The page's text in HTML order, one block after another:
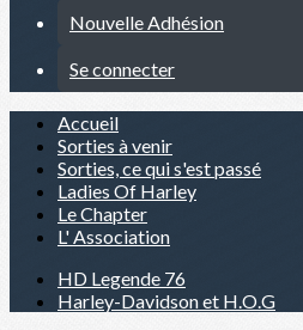
Nouvelle Adhésion
Se connecter
Accueil
Sorties à venir
Sorties, ce qui s'est passé
Ladies Of Harley
Le Chapter
L' Association
HD Legende 76
Harley-Davidson et H.O.G